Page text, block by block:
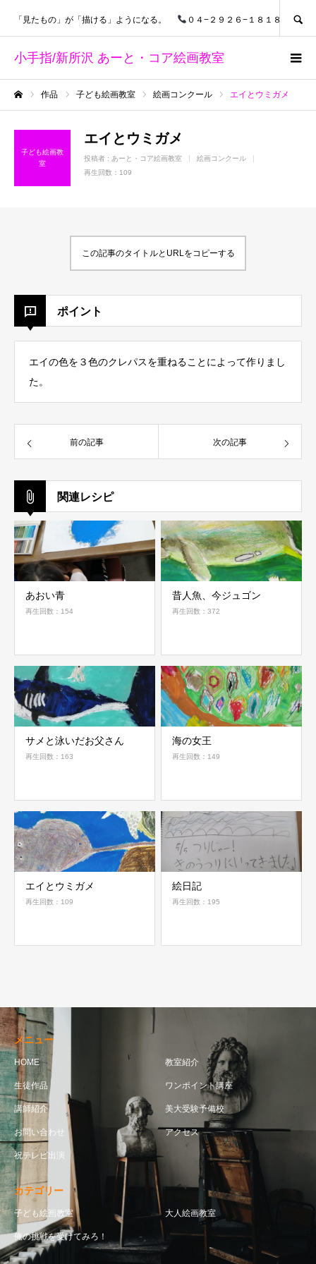
小手指/新所沢 あーと・コア絵画教室
「見たもの」が「描ける」ようになる。 ０４−２９２６−１８１８
作品 子ども絵画教室 絵画コンクール エイとウミガメ
子ども絵画教
室
エイとウミガメ
投稿者 : あーと・コア絵画教室
絵画コンクール
再生回数：109
この記事のタイトルとURLをコピーする
ポイント
エイの色を３色のクレパスを重ねることによって作りまし
た。
前の記事 次の記事
関連レシピ
あおい青
再生回数：154
昔人魚、今ジュゴン
再生回数：372
サメと泳いだお父さん
再生回数：163
海の女王
再生回数：149
エイとウミガメ
再生回数：109
絵日記
再生回数：195
メニュー
HOME 教室紹介
生徒作品 ワンポイント講座
講師紹介 美大受験予備校
お問い合わせ アクセス
祝テレビ出演
カテゴリー
子ども絵画教室 大人絵画教室
俺の挑戦を受けてみろ！